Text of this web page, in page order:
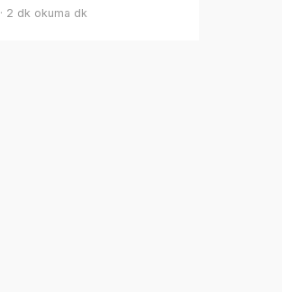
· 2 dk okuma dk